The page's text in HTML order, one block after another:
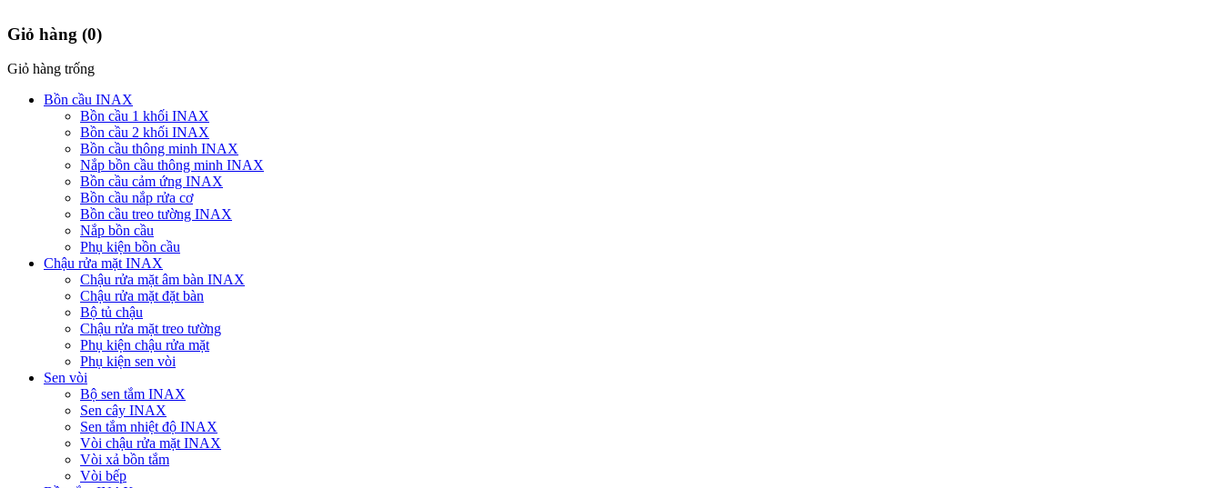
Giỏ hàng (0)
Giỏ hàng trống
Bồn cầu INAX
Bồn cầu 1 khối INAX
Bồn cầu 2 khối INAX
Bồn cầu thông minh INAX
Nắp bồn cầu thông minh INAX
Bồn cầu cảm ứng INAX
Bồn cầu nắp rửa cơ
Bồn cầu treo tường INAX
Nắp bồn cầu
Phụ kiện bồn cầu
Chậu rửa mặt INAX
Chậu rửa mặt âm bàn INAX
Chậu rửa mặt đặt bàn
Bộ tủ chậu
Chậu rửa mặt treo tường
Phụ kiện chậu rửa mặt
Phụ kiện sen vòi
Sen vòi
Bộ sen tắm INAX
Sen cây INAX
Sen tắm nhiệt độ INAX
Vòi chậu rửa mặt INAX
Vòi xả bồn tắm
Vòi bếp